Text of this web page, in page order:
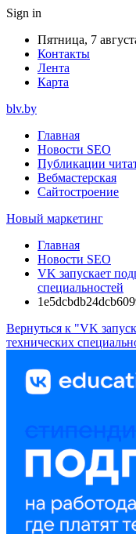
Sign in
Пятница, 7
Контакты
Лента
Карта
blv.by
Главная
Новости SEO
Публикации
Вебмастерская
Сайтостроение
Новый маркетинг
Главная
Новости SEO
VK запускает
специальностей
Вернуться к "VK
технических